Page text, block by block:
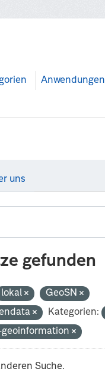
Anwendungen
uns
gefunden
lokal
GeoSN
Kategorien:
Suche.